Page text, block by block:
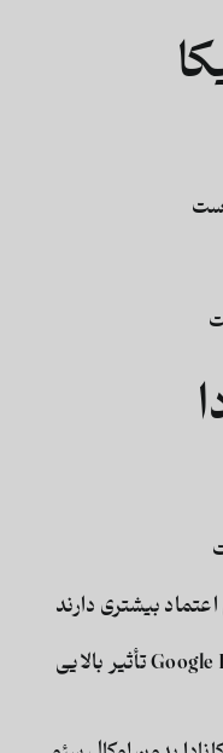
بیشتری دارند
گوگل مپ و Google Business Profile تأثیر بالایی